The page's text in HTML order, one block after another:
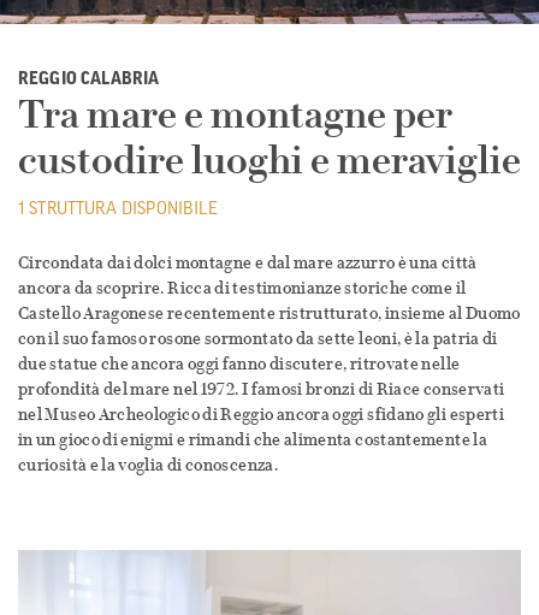
REGGIO CALABRIA
Tra mare e montagne per
custodire luoghi e meraviglie
1 STRUTTURA DISPONIBILE
Circondata dai dolci montagne e dal mare azzurro è una città
ancora da scoprire. Ricca di testimonianze storiche come il
Castello Aragonese recentemente ristrutturato, insieme al Duomo
con il suo famoso rosone sormontato da sette leoni, è la patria di
due statue che ancora oggi fanno discutere, ritrovate nelle
profondità del mare nel 1972. I famosi bronzi di Riace conservati
nel Museo Archeologico di Reggio ancora oggi sfidano gli esperti
in un gioco di enigmi e rimandi che alimenta costantemente la
curiosità e la voglia di conoscenza.